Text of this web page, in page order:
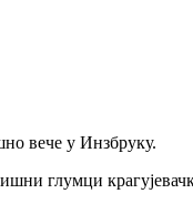
вече у Инзбруку.
глумци